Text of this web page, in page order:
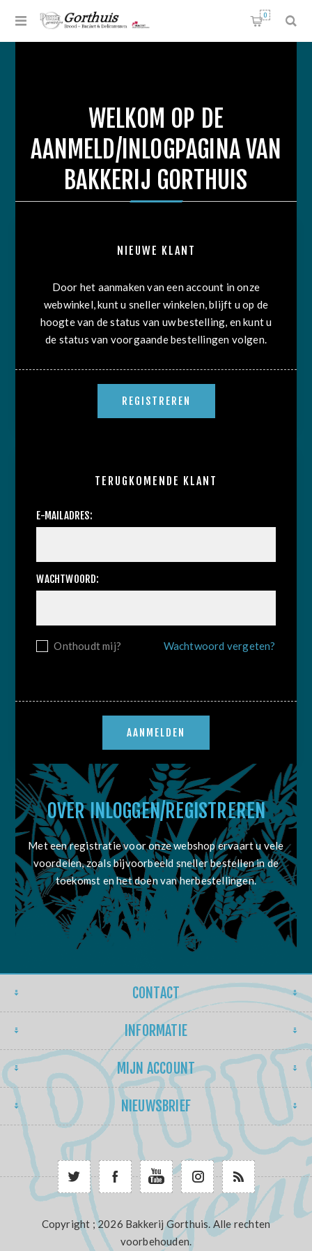
0
WELKOM OP DE
AANMELD/INLOGPAGINA VAN
BAKKERIJ GORTHUIS
NIEUWE KLANT
Door het aanmaken van een account in onze
webwinkel, kunt u sneller winkelen, blijft u op de
hoogte van de status van uw bestelling, en kunt u
de status van voorgaande bestellingen volgen.
TERUGKOMENDE KLANT
E-MAILADRES:
WACHTWOORD:
Onthoudt mij? Wachtwoord vergeten?
OVER INLOGGEN/REGISTREREN
Met een registratie voor onze webshop ervaart u vele
voordelen, zoals bijvoorbeeld sneller bestellen in de
toekomst en het doen van herbestellingen.
CONTACT
INFORMATIE
MIJN ACCOUNT
NIEUWSBRIEF
Copyright ; 2026 Bakkerij Gorthuis. Alle rechten
voorbehouden.